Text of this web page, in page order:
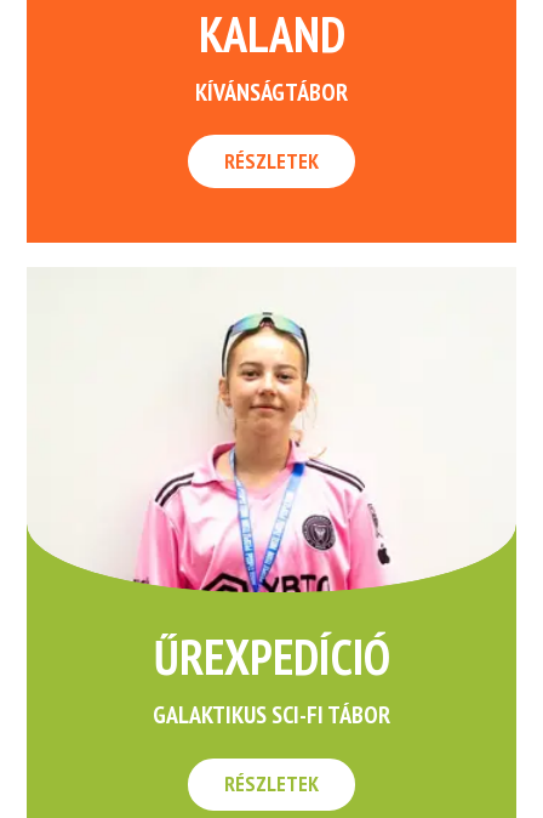
KALAND
KÍVÁNSÁGTÁBOR
RÉSZLETEK
ŰREXPEDÍCIÓ
GALAKTIKUS SCI-FI TÁBOR
RÉSZLETEK